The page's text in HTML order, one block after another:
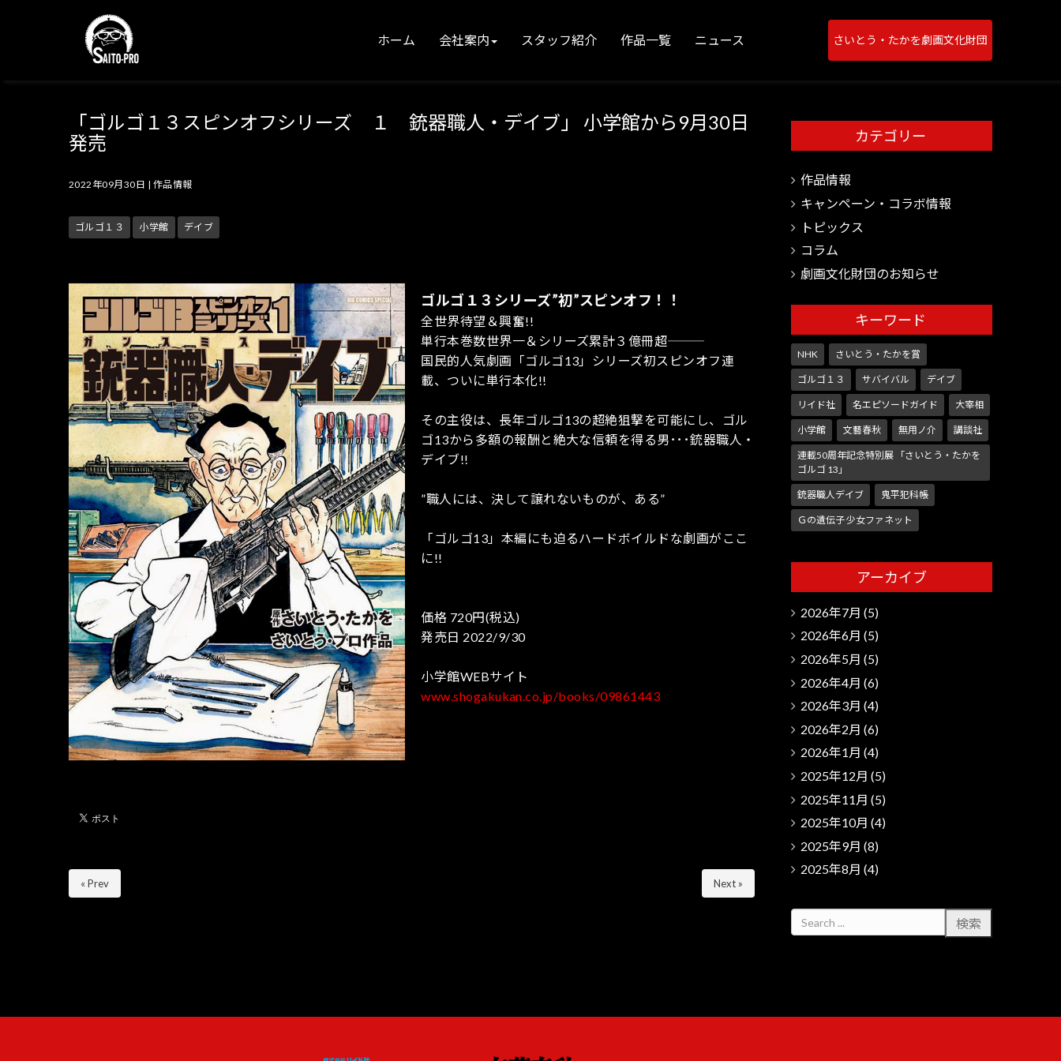
ホーム 会社案内 スタッフ紹介 作品一覧 ニュース さいとう・たかを劇画文化財団
「ゴルゴ１３スピンオフシリーズ １ 銃器職人・デイブ」 小学館から9月30日
発売
2022年09月30日 | 作品情報
ゴルゴ１３ 小学館 デイブ
ゴルゴ１３シリーズ”初”スピンオフ！！
全世界待望＆興奮!!
単行本巻数世界一＆シリーズ累計３億冊超―――
国民的人気劇画「ゴルゴ13」シリーズ初スピンオフ連
載、ついに単行本化!!
その主役は、長年ゴルゴ13の超絶狙撃を可能にし、ゴル
ゴ13から多額の報酬と絶大な信頼を得る男･･･銃器職人・
デイブ!!
”職人には、決して譲れないものが、ある”
「ゴルゴ13」本編にも迫るハードボイルドな劇画がここ
に!!
価格 720円(税込)
発売日 2022/9/30
小学館WEBサイト
www.shogakukan.co.jp/books/09861443
« Prev Next »
カテゴリー
作品情報
キャンペーン・コラボ情報
トピックス
コラム
劇画文化財団のお知らせ
キーワード
NHK さいとう・たかを賞
ゴルゴ１３ サバイバル デイブ
リイド社 名エピソードガイド 大宰相
小学館 文藝春秋 無用ノ介 講談社
連載50周年記念特別展 「さいとう・たかを
ゴルゴ 13」
銃器職人デイブ 鬼平犯科帳
Ｇの遺伝子 少女ファネット
アーカイブ
2026年7月 (5)
2026年6月 (5)
2026年5月 (5)
2026年4月 (6)
2026年3月 (4)
2026年2月 (6)
2026年1月 (4)
2025年12月 (5)
2025年11月 (5)
2025年10月 (4)
2025年9月 (8)
2025年8月 (4)